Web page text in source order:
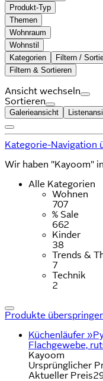
Produkt-Typ
Themen
Wohnraum
Wohnstil
Kategorien
Filtern /
Filtern & Sortieren
Ansicht wechseln
Sortieren
Galerieansicht
Kategorie-Navigation
Wir haben "Kayoom"
Alle Kategorien
Wohnen
707
% Sale
662
Kinder
38
Trends &
7
Technik
2
Produkte
Küchenläufer
Flachgewebe,
Kayoom
Ursprünglicher
Aktueller Preis